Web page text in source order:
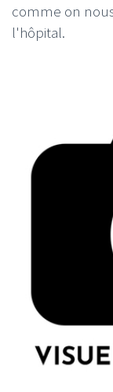
comme on
l'hôpital.